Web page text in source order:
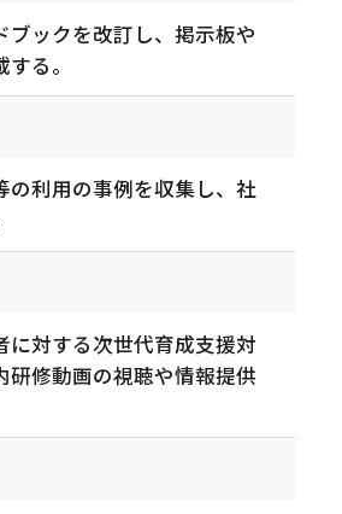
ブックを改訂し、掲示板や
る。
の利用の事例を収集し、社
に対する次世代育成支援対
研修動画の視聴や情報提供